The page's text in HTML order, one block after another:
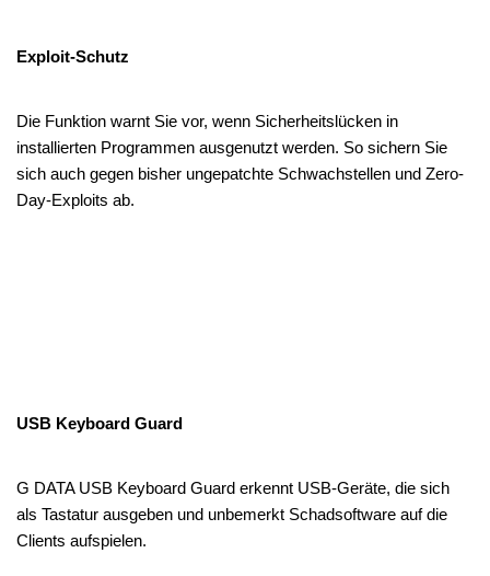
Exploit-Schutz
Die Funktion warnt Sie vor, wenn Sicherheitslücken in
installierten Programmen ausgenutzt werden. So sichern Sie
sich auch gegen bisher ungepatchte Schwachstellen und Zero-
Day-Exploits ab.
USB Keyboard Guard
G DATA USB Keyboard Guard erkennt USB-Geräte, die sich
als Tastatur ausgeben und unbemerkt Schadsoftware auf die
Clients aufspielen.